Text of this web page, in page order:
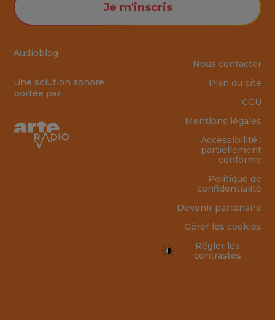
Audioblog
Une solution sonore
portée par
Je m'inscris
Nous contacter
Plan du site
CGU
Mentions légales
Accessibilité :
partiellement
conforme
Politique de
confidentialité
Devenir partenaire
Gérer les cookies
Régler les
contrastes